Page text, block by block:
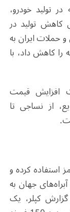
تولید خودرو،
کاهش تولید در
ایران به
را کاهش داد، با
افزایش قیمت
از نساجی تا
استفاده کرده و
جهان به
کپلر، یک